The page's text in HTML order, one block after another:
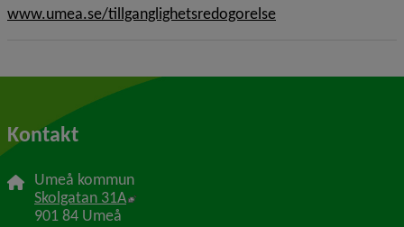
www.umea.se/tillganglighetsredogorelse
Kontakt
Umeå kommun
Skolgatan 31A Länk till annan webbplats, öppnas i nytt
901 84 Umeå